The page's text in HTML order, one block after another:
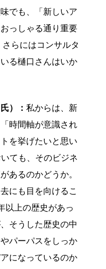
でも、「新しいア
っしゃる通り重要
らにはコンサルタ
る樋口さんはいか
）： 私からは、新
時間軸が意識され
を挙げたいと思い
ても、そのビジネ
あるのかどうか。
にも目を向けるこ
以上の歴史があっ
そうした歴史の中
パーパスをしっか
になっているのか